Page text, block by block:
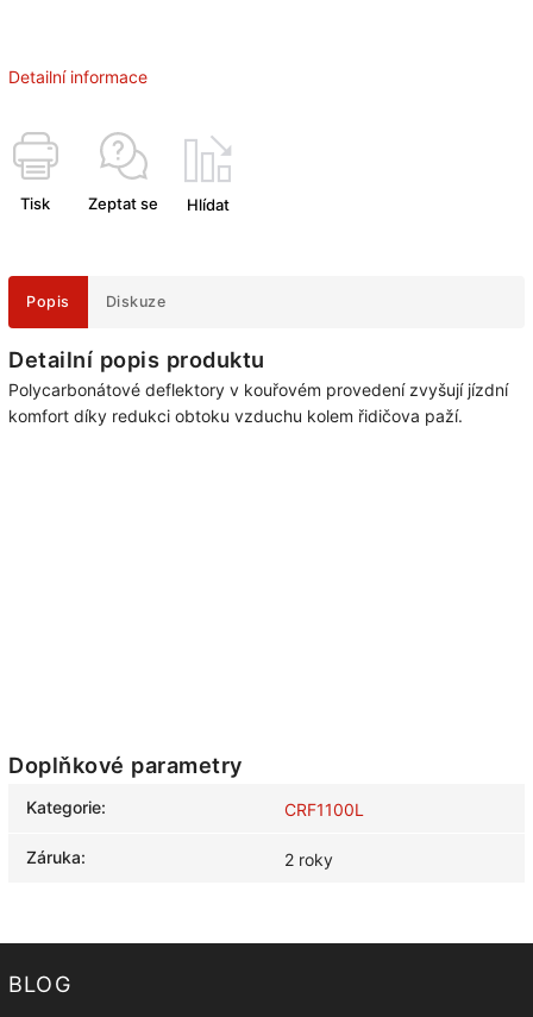
Detailní informace
Tisk Zeptat se Hlídat
Popis Diskuze
Detailní popis produktu
Polycarbonátové deflektory v kouřovém provedení zvyšují jízdní
komfort díky redukci obtoku vzduchu kolem řidičova paží.
Doplňkové parametry
Kategorie: CRF1100L
Záruka: 2 roky
BLOG